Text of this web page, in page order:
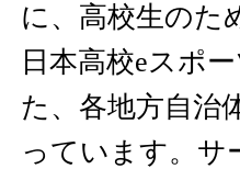
に、高校生のた
日本高校eスポ
た、各地方自治
っています。サ